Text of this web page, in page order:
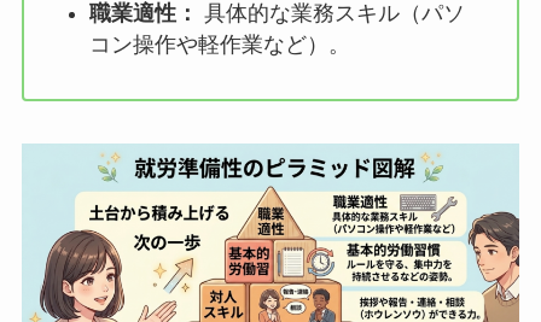
職業適性： 具体的な業務スキル（パソ
コン操作や軽作業など）。